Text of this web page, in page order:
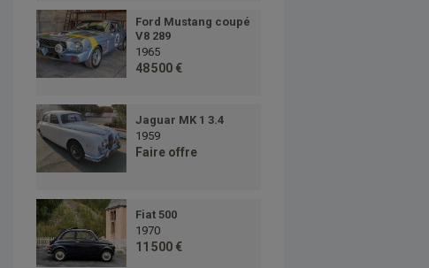
Ford Mustang coupé
V8 289
1965
48 500 €
Jaguar MK 1 3.4
1959
Faire offre
Fiat 500
1970
11 500 €